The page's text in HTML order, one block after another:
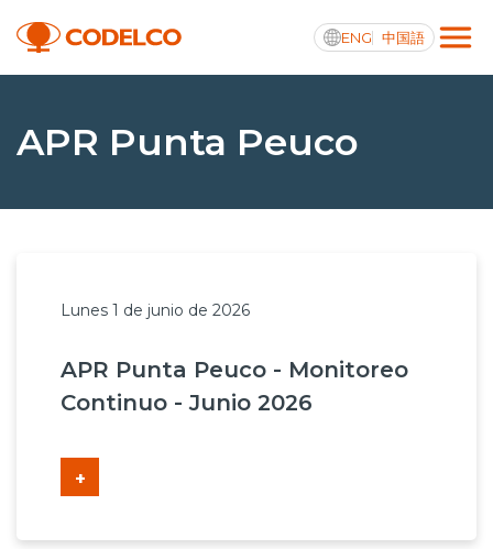
ENG 中国語
Sustentabilidad
Inversionistas
APR Punta Peuco
Lunes 1 de junio de 2026
APR Punta Peuco - Monitoreo
Continuo - Junio 2026
+